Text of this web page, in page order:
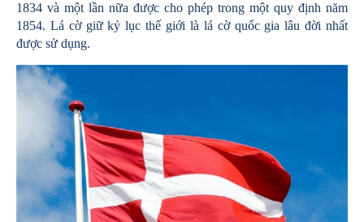
1834 và một lần nữa được cho phép trong một quy định năm
1854. Lá cờ giữ kỷ lục thế giới là lá cờ quốc gia lâu đời nhất
được sử dụng.